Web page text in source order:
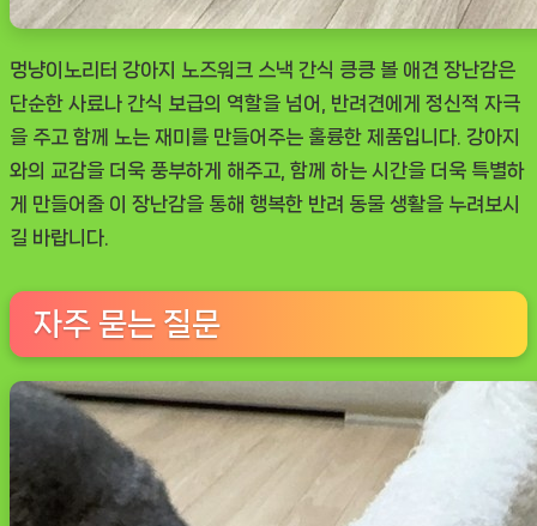
멍냥이노리터 강아지 노즈워크 스낵 간식 킁킁 볼 애견 장난감은
단순한 사료나 간식 보급의 역할을 넘어, 반려견에게 정신적 자극
을 주고 함께 노는 재미를 만들어주는 훌륭한 제품입니다. 강아지
와의 교감을 더욱 풍부하게 해주고, 함께 하는 시간을 더욱 특별하
게 만들어줄 이 장난감을 통해 행복한 반려 동물 생활을 누려보시
길 바랍니다.
자주 묻는 질문